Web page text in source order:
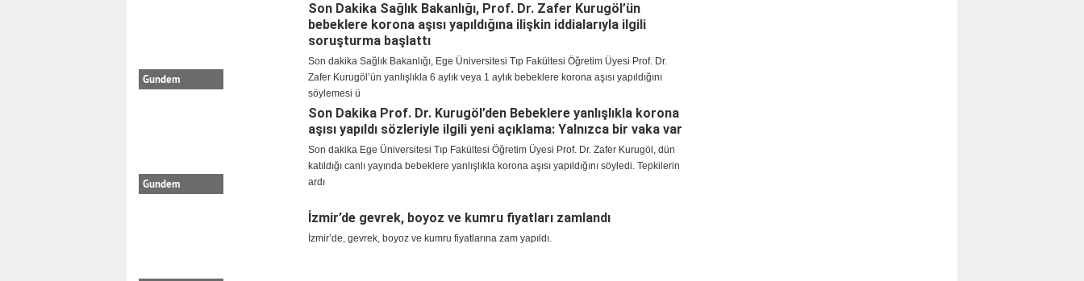
Gundem
Son Dakika Sağlık Bakanlığı, Prof. Dr. Zafer Kurugöl’ün
bebeklere korona aşısı yapıldığına ilişkin iddialarıyla ilgili
soruşturma başlattı
Son dakika Sağlık Bakanlığı, Ege Üniversitesi Tıp Fakültesi Öğretim Üyesi Prof. Dr.
Zafer Kurugöl’ün yanlışlıkla 6 aylık veya 1 aylık bebeklere korona aşısı yapıldığını
söylemesi ü
Gundem
Son Dakika Prof. Dr. Kurugöl’den Bebeklere yanlışlıkla korona
aşısı yapıldı sözleriyle ilgili yeni açıklama: Yalnızca bir vaka var
Son dakika Ege Üniversitesi Tıp Fakültesi Öğretim Üyesi Prof. Dr. Zafer Kurugöl, dün
katıldığı canlı yayında bebeklere yanlışlıkla korona aşısı yapıldığını söyledi. Tepkilerin
ardı
İzmir’de gevrek, boyoz ve kumru fiyatları zamlandı
İzmir’de, gevrek, boyoz ve kumru fiyatlarına zam yapıldı.